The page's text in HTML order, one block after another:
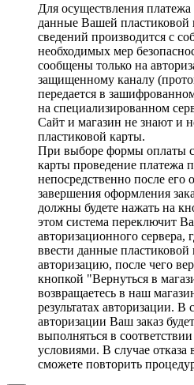
Для осуществления
данные Вашей пластиковой
сведений производится с
необходимых мер
сообщены только на
защищенному каналу
передается в
на специализированном
Сайт и магазин не знают и
пластиковой карты.
При выборе формы оплаты
карты проведение платежа
непосредственно после
завершения оформления
должны будете нажать на
этом система переключит
авторизационного сервера,
ввести данные
авторизацию, после чего
кнопкой "Вернуться в
возвращаетесь в наш
результатах авторизации. В
авторизации Ваш заказ
выполняться в
условиями. В случае
сможете повторить